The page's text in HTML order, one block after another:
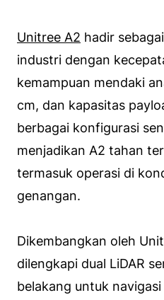
Unitree A2 hadir
industri dengan
kemampuan mendaki
cm, dan kapasitas
berbagai konfigurasi
menjadikan A2 tahan
termasuk operasi di
genangan.
Dikembangkan oleh
dilengkapi dual LiDAR
belakang untuk